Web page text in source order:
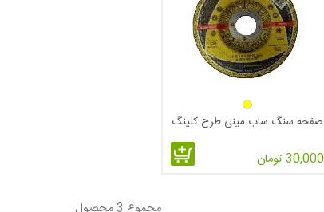
صفحه سنگ ساب مینی طرح کلینگ
30,000 تومان